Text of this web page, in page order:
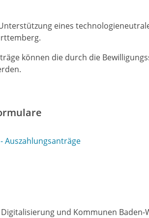
eines
können die durch die
Auszahlungsanträge
und Kommunen Baden-